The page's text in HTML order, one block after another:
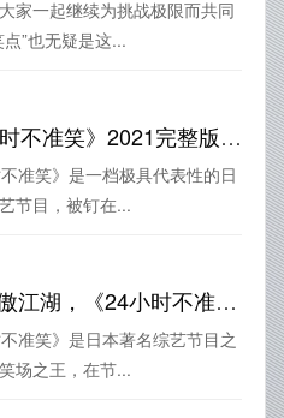
家一起继续为挑战极限而共同
点”也无疑是这...
《24小时不准笑》2021完整版盘点：最狂笑最精彩的游戏惩罚
不准笑》是一档极具代表性的日
节目，被钉在...
胜者笑傲江湖，《24小时不准笑》谁能成为笑场之王？
不准笑》是日本著名综艺节目之
场之王，在节...